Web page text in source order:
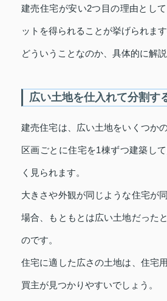
建売住宅が安い2つ目の理由とし
ットを得られることが挙げられます
どういうことなのか、具体的に解説
広い土地を仕入れて分割す
建売住宅は、広い土地をいくつか
区画ごとに住宅を1棟ずつ建築し
く見られます。
大きさや外観が同じような住宅が
場合、もともとは広い土地だった
のです。
住宅に適した広さの土地は、住宅
買主が見つかりやすいでしょう。